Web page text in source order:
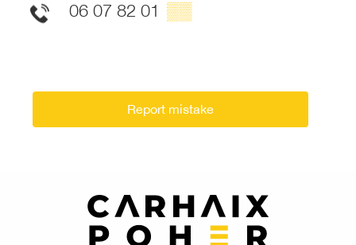
06 07 82 01 ▒▒
Report mistake